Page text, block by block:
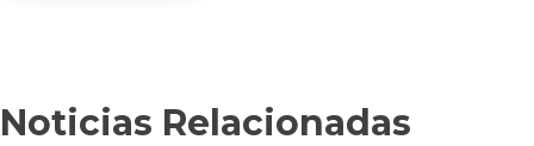
Noticias Relacionadas